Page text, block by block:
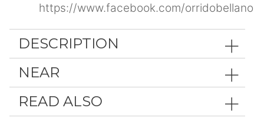
https://www.facebook.com/orridobellano
DESCRIPTION
NEAR
READ ALSO